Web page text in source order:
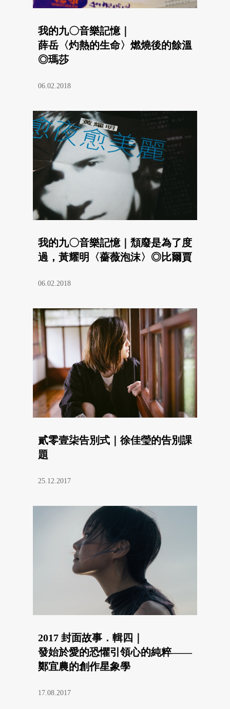
我的九〇音樂記憶｜
薛岳〈灼熱的生命〉燃燒後的餘溫
◎瑪莎
06.02.2018
我的九〇音樂記憶｜頹廢是為了度
過，黃耀明〈薔薇泡沫〉◎比爾賈
06.02.2018
貳零壹柒告別式｜徐佳瑩的告別課
題
25.12.2017
2017 封面故事．輯四｜
發始於愛的恐懼引領心的純粹——
鄭宜農的創作星象學
17.08.2017